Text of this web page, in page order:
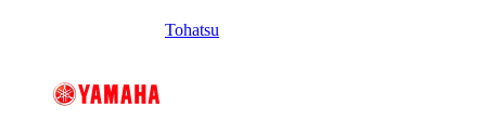
Tohatsu